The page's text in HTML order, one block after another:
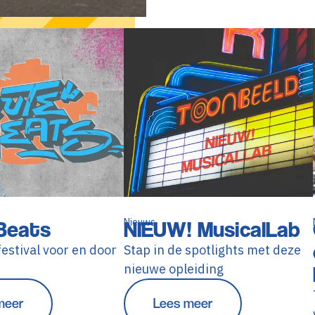
voor en door
Nieuws
NIEUW! MusicalLab
Stap in de spotlights met deze
nieuwe opleiding
Lees meer